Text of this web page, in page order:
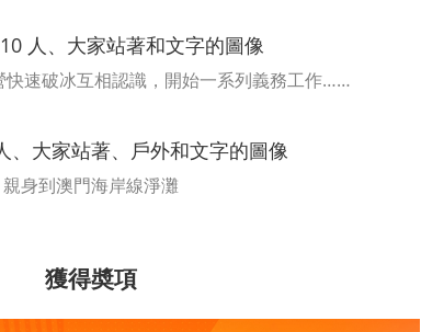
快速破冰互相認識，開始一系列義務工作……
親身到澳門海岸線淨灘
獲得奬項